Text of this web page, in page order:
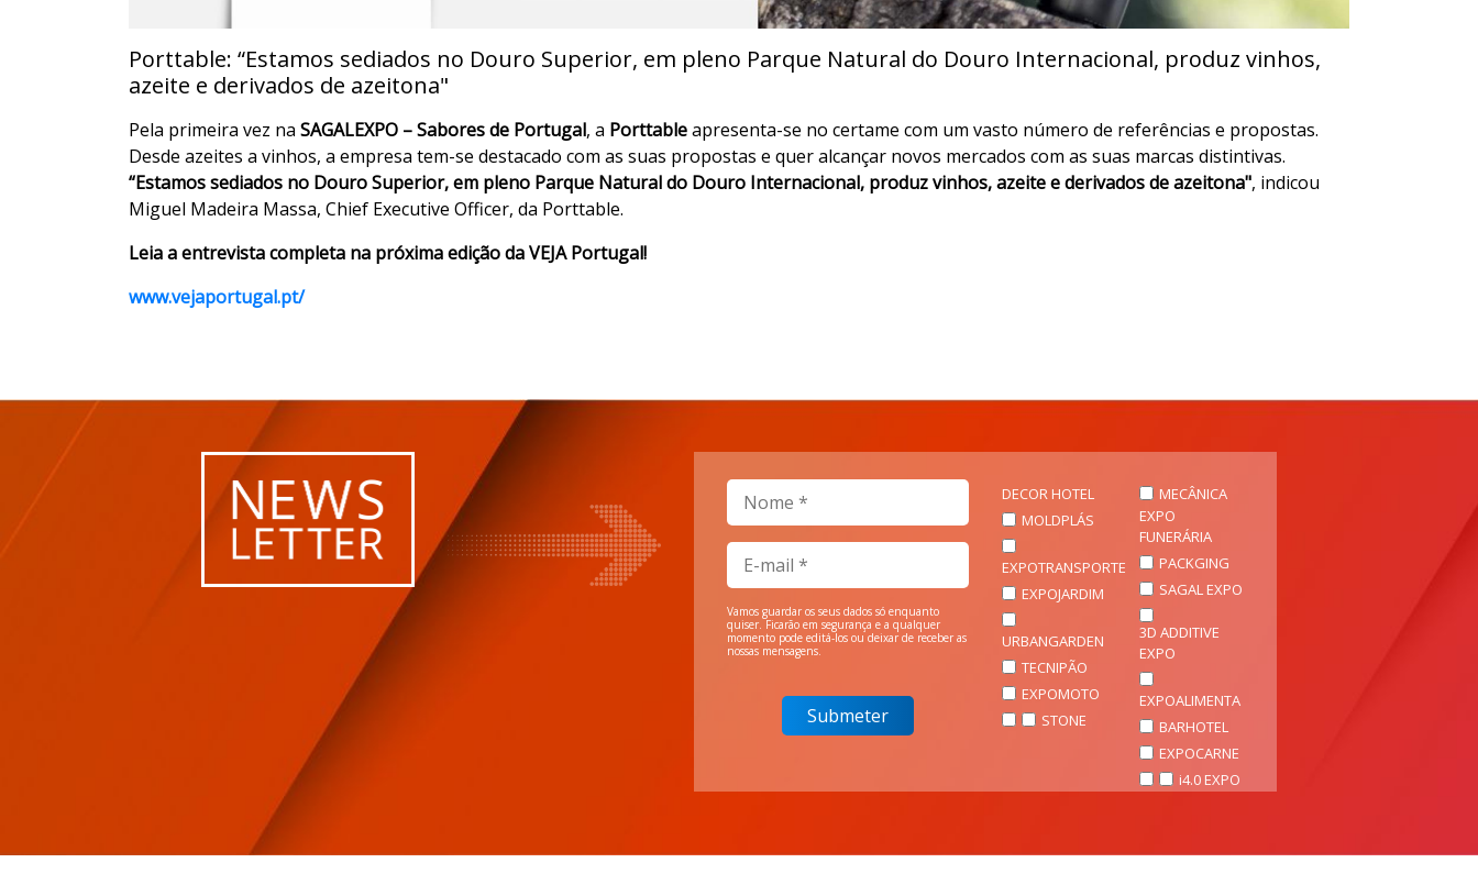
Porttable: “Estamos sediados no Douro Superior, em pleno Parque Natural do Douro Internacional, produz vinhos,
azeite e derivados de azeitona"
Pela primeira vez na SAGALEXPO – Sabores de Portugal, a Porttableapresenta-se no certame com um vasto número de referências e propostas.
Desde azeites a vinhos, a empresa tem-se destacado com as suas propostas e quer alcançar novos mercados com as suas marcas distintivas.
“Estamos sediados no Douro Superior, em pleno Parque Natural do Douro Internacional, produz vinhos, azeite e derivados de azeitona", indicou
Miguel Madeira Massa, Chief Executive Officer, da Porttable.
Leia a entrevista completa na próxima edição da VEJA Portugal!
www.vejaportugal.pt/
Vamos guardar os seus dados só enquanto
quiser. Ficarão em segurança e a qualquer
momento pode editá-los ou deixar de receber as
nossas mensagens.
DECOR HOTEL
MOLDPLÁS
EXPOTRANSPORTE
EXPOJARDIM
URBANGARDEN
TECNIPÃO
EXPOMOTO
STONE
MECÂNICA
EXPO
FUNERÁRIA
PACKGING
SAGAL EXPO
3D ADDITIVE
EXPO
EXPOALIMENTA
BARHOTEL
EXPOCARNE
i4.0 EXPO